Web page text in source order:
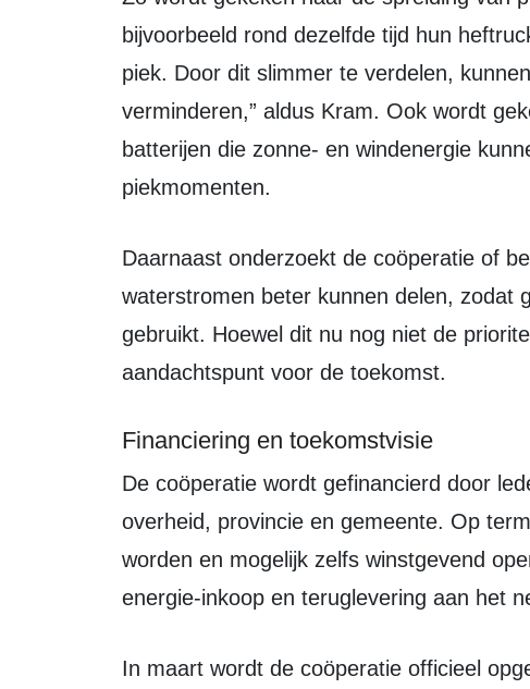
bijvoorbeeld rond dezelfde tijd hun
piek. Door dit slimmer te verdelen,
verminderen,” aldus Kram. Ook wordt
batterijen die zonne- en windenergie
piekmomenten.
Daarnaast onderzoekt de coöperatie of bedrijven hun restwarmte en
waterstromen beter kunnen delen, zodat
gebruikt. Hoewel dit nu nog niet de
aandachtspunt voor de toekomst.
Financiering en toekomstvisie
De coöperatie wordt gefinancierd door ledenbijdragen en subsidies vanuit de
overheid, provincie en gemeente. Op
worden en mogelijk zelfs winstgevend
energie-inkoop en teruglevering aan het
In maart wordt de coöperatie officieel opgericht, gevolgd door het afsluiten van